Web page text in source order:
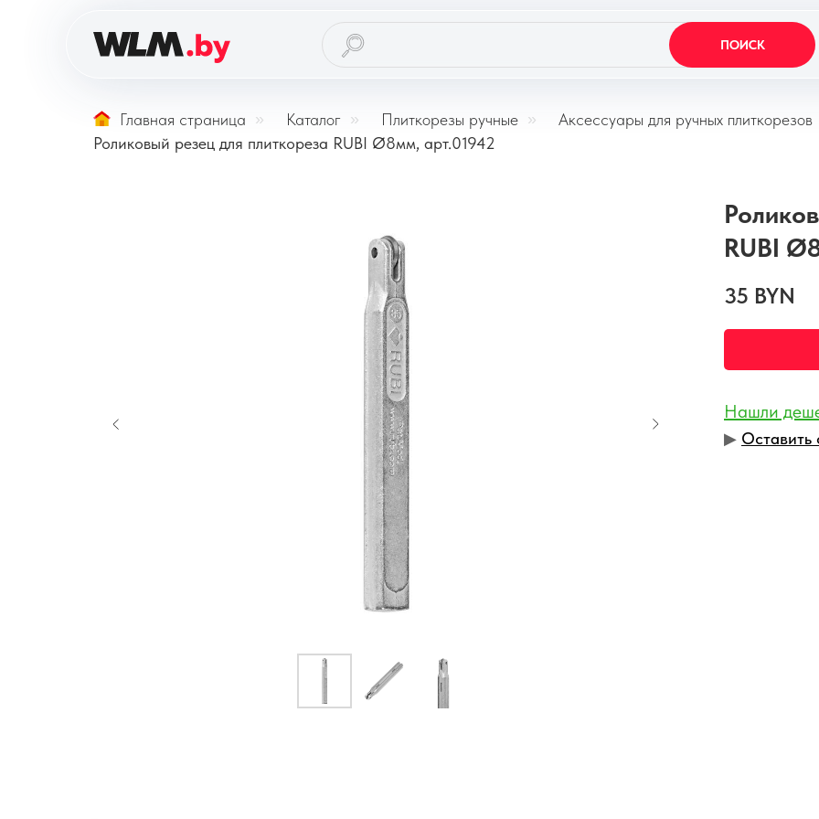
ПОИСК
Главная страница » Каталог » Плиткорезы ручные » Аксессуары для ручных плиткорезов
Роликовый резец для плиткореза RUBI Ø8мм, арт.01942
RUBI
35 BYN
Нашли
▶︎ Оставить